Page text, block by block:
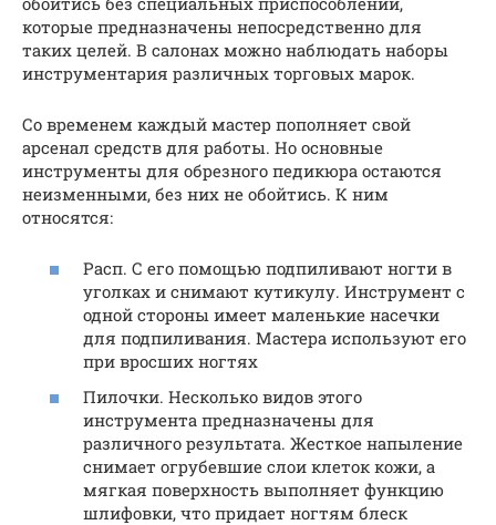
которые предназначены непосредственно для
таких целей. В салонах можно наблюдать наборы
инструментария различных торговых марок.
Со временем каждый мастер пополняет свой
арсенал средств для работы. Но основные
инструменты для обрезного педикюра остаются
неизменными, без них не обойтись. К ним
относятся:
Расп. С его помощью подпиливают ногти в
уголках и снимают кутикулу. Инструмент с
одной стороны имеет маленькие насечки
для подпиливания. Мастера используют его
при вросших ногтях
Пилочки. Несколько видов этого
инструмента предназначены для
различного результата. Жесткое напыление
снимает огрубевшие слои клеток кожи, а
мягкая поверхность выполняет функцию
шлифовки, что придает ногтям блеск